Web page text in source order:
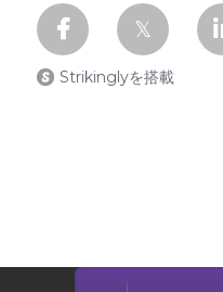
Strikinglyを搭載